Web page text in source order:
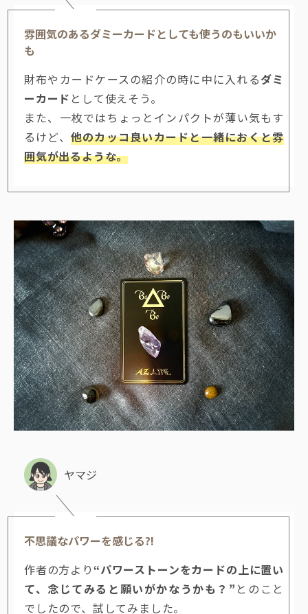
雰囲気のあるダミーカードとしても使うのもいいか
も
財布やカードケースの紹介の時に中に入れるダミ
ーカード として使えそう。
また、一枚ではちょっとインパクトが薄い気もす
るけど、 他のカッコ良いカードと一緒におくと雰
囲気が出るような。
ヤマジ
不思議なパワーを感じる?!
作者の方より“パワーストーンをカードの上に置い
て、念じてみると願いがかなうかも？” とのこと
でしたので、試してみました。